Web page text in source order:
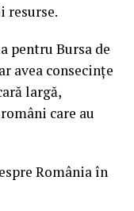
resurse.
pentru Bursa de
avea consecinţe
largă,
care au
România în